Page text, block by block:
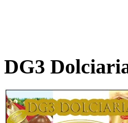
DG3